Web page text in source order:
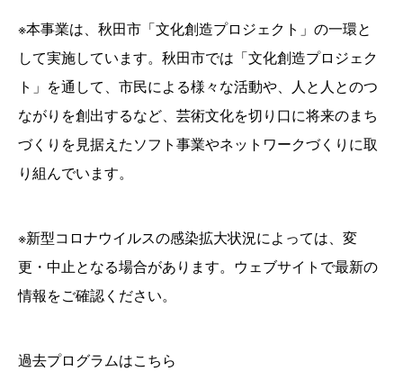
※本事業は、秋田市「文化創造プロジェクト」の一環と
して実施しています。秋田市では「文化創造プロジェク
ト」を通して、市民による様々な活動や、人と人とのつ
ながりを創出するなど、芸術文化を切り口に将来のまち
づくりを見据えたソフト事業やネットワークづくりに取
り組んでいます。
※新型コロナウイルスの感染拡大状況によっては、変
更・中止となる場合があります。ウェブサイトで最新の
情報をご確認ください。
過去プログラムはこちら